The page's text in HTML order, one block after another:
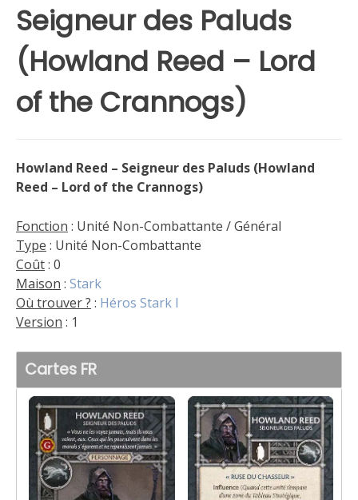
Seigneur des Paluds
(Howland Reed – Lord
of the Crannogs)
Howland Reed – Seigneur des Paluds (Howland
Reed – Lord of the Crannogs)
Fonction : Unité Non-Combattante / Général
Type : Unité Non-Combattante
Coût: 0
Maison : Stark
Où trouver ? : Héros Stark I
Version : 1
Cartes FR